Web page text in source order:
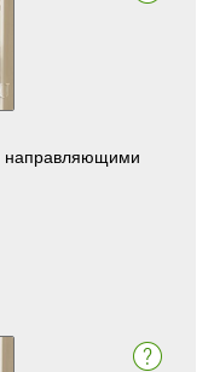
направляющими